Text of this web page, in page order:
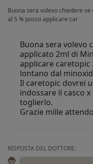
Buona sera volevo chiedere
al 5 % posso applicare car
Buona sera volevo
applicato 2ml di
applicare caretopic
lontano dal
Il caretopic dovrei
indossare il casco
toglierlo.
Grazie mille
RISPOSTA DEL DOTTORE: